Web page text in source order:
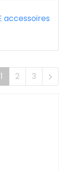
accessoires
1 2 3